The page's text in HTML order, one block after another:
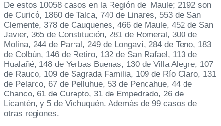
De estos 10058 casos en la Región del Maule; 2192 son
de Curicó, 1860 de Talca, 740 de Linares, 553 de San
Clemente, 378 de Cauquenes, 466 de Maule, 452 de San
Javier, 365 de Constitución, 281 de Romeral, 300 de
Molina, 244 de Parral, 249 de Longaví, 284 de Teno, 183
de Colbún, 146 de Retiro, 132 de San Rafael, 113 de
Hualañé, 148 de Yerbas Buenas, 130 de Villa Alegre, 107
de Rauco, 109 de Sagrada Familia, 109 de Río Claro, 131
de Pelarco, 67 de Pelluhue, 53 de Pencahue, 44 de
Chanco, 61 de Curepto, 31 de Empedrado, 26 de
Licantén, y 5 de Vichuquén. Además de 99 casos de
otras regiones.